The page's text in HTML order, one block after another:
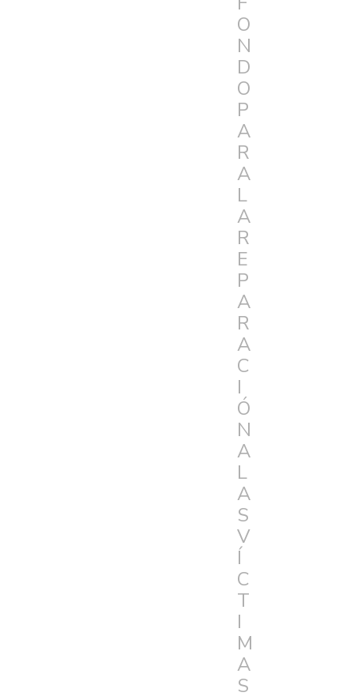
O
N
D
O
P
A
R
A
L
A
R
E
P
A
R
A
C
I
Ó
N
A
L
A
S
V
Í
C
T
I
M
A
S